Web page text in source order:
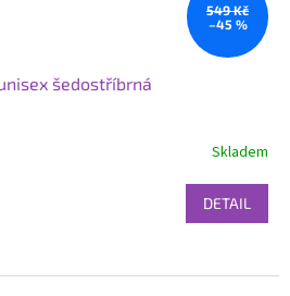
549 Kč
–45 %
šedostříbrná
Skladem
DETAIL